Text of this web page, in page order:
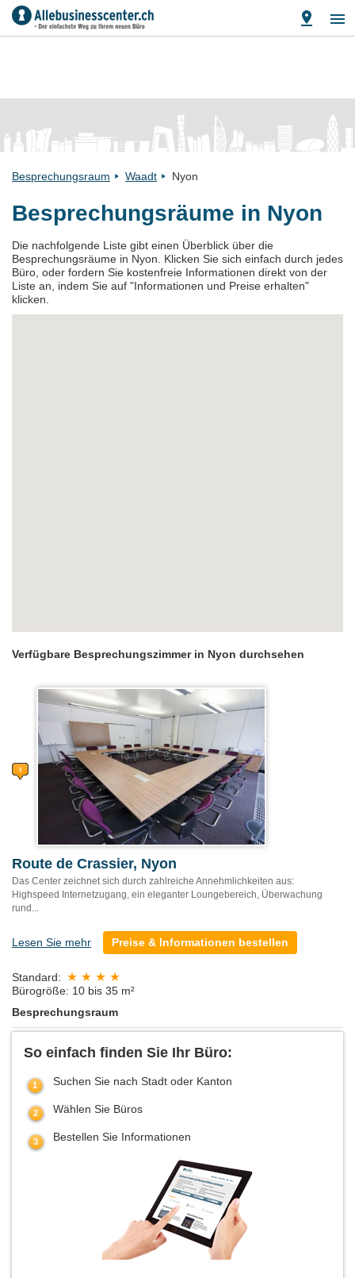
Besprechungsraum Waadt Nyon
Besprechungsräume in Nyon
Die nachfolgende Liste gibt einen Überblick über die
Besprechungsräume in Nyon. Klicken Sie sich einfach durch jedes
Büro, oder fordern Sie kostenfreie Informationen direkt von der
Liste an, indem Sie auf "Informationen und Preise erhalten"
klicken.
Verfügbare Besprechungszimmer in Nyon durchsehen
Route de Crassier, Nyon
Das Center zeichnet sich durch zahlreiche Annehmlichkeiten aus:
Highspeed Internetzugang, ein eleganter Loungebereich, Überwachung
rund...
Lesen Sie mehr Preise & Informationen bestellen
Standard:
Bürogröße: 10 bis 35 m²
Besprechungsraum
So einfach finden Sie Ihr Büro:
Suchen Sie nach Stadt oder Kanton
Wählen Sie Büros
Bestellen Sie Informationen